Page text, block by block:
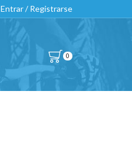
Entrar / Registrarse
0